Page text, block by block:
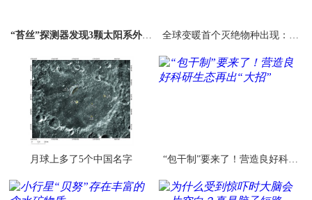
“苔丝”探测器发现3颗太阳系外行
全球变暖首个灭绝物种出现：珊
月球上多了5个中国名字
“包干制”要来了！营造良好科研